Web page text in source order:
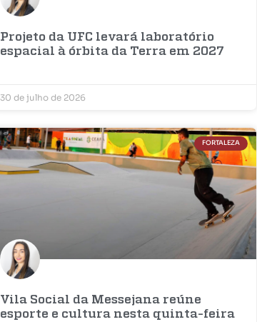
Projeto da UFC levará laboratório
espacial à órbita da Terra em 2027
30 de julho de 2026
FORTALEZA
Vila Social da Messejana reúne
esporte e cultura nesta quinta-feira